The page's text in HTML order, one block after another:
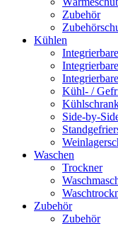
Zubehör
Kühlen
Kühl- /
Side-by-
Waschen
Trockner
Zubehör
Zubehör